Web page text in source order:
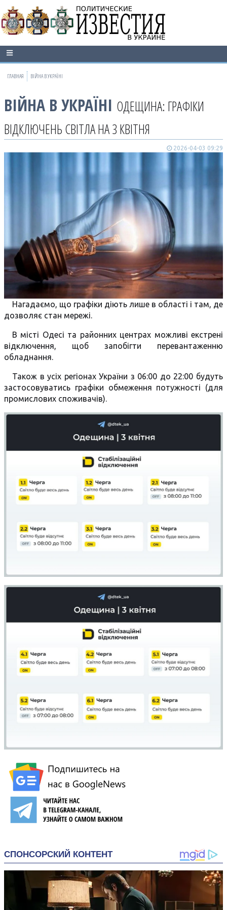
ГЛАВНАЯ ВІЙНА В УКРАЇНІ
ВІЙНА В УКРАЇНІ ОДЕЩИНА: ГРАФІКИ
ВІДКЛЮЧЕНЬ СВІТЛА НА 3 КВІТНЯ
2026-04-03 09:29
Нагадаємо, що графіки діють лише в області і там, де
дозволяє стан мережі.
В місті Одесі та районних центрах можливі екстрені
відключення, щоб запобігти перевантаженню
обладнання.
Також в усіх регіонах України з 06:00 до 22:00 будуть
застосовуватись графіки обмеження потужності (для
промислових споживачів).